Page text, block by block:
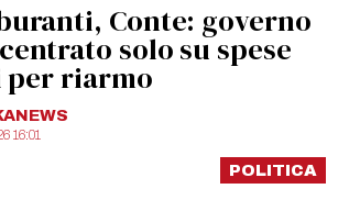
Conte: governo
solo su spese
riarmo
16:01
POLITICA